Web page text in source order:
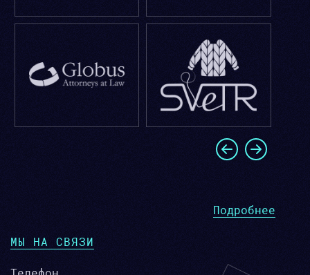
Подробнее
МЫ НА СВЯЗИ